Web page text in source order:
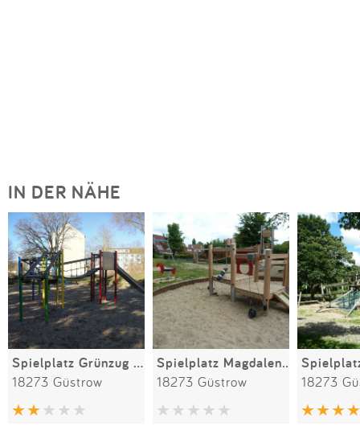
IN DER NÄHE
Spielplatz Grünzug Tolstoiweg
18273 Güstrow
Spielplatz Magdalenenluster Weg
18273 Güstrow 18273